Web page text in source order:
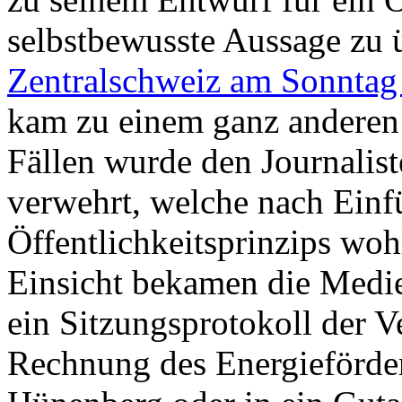
selbstbewusste Aussage
Zentralschweiz am
kam zu einem ganz
Fällen wurde den
verwehrt, welche nach
Öffentlichkeitsprinzips
Einsicht bekamen die
ein Sitzungsprotokoll der
Rechnung des